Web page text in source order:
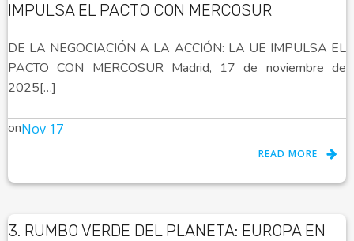
IMPULSA EL PACTO CON MERCOSUR
DE LA NEGOCIACIÓN A LA ACCIÓN: LA UE IMPULSA EL
PACTO CON MERCOSUR Madrid, 17 de noviembre de
2025[…]
onNov 17
READ MORE
3. RUMBO VERDE DEL PLANETA: EUROPA EN